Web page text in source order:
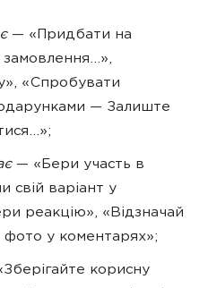
— «Придбати на
замовлення…»,
«Спробувати
— Залиште
— «Бери участь в
свій варіант у
реакцію», «Відзначай
фото у коментарях»;
корисну